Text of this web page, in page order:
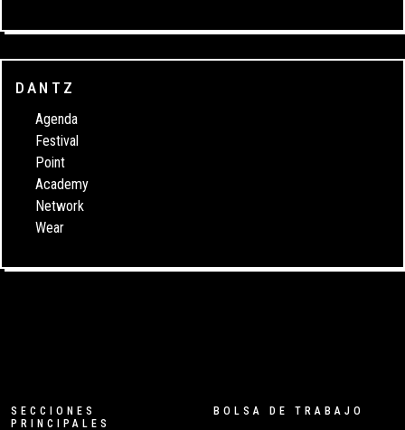
DANTZ
Agenda
Festival
Point
Academy
Network
Wear
SECCIONES
PRINCIPALES
BOLSA DE TRABAJO